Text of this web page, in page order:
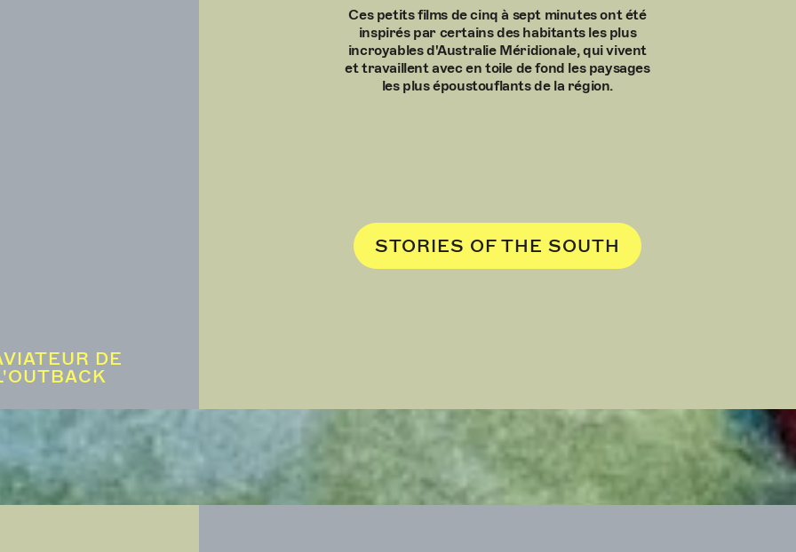
DE
Ces petits films de cinq à sept minutes ont été
inspirés par certains des habitants les plus
incroyables d'Australie Méridionale, qui vivent
et travaillent avec en toile de fond les paysages
les plus époustouflants de la région.
STORIES OF THE SOUTH